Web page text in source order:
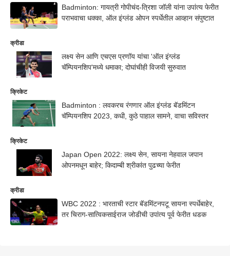
Badminton: गायत्री गोपीचंद-त्रिशा जॉली यांना उपांत्य फेरीत
पराभवाचा धक्का, ऑल इंग्लंड ओपन स्पर्धेतील आव्हान संपुष्टात
क्रीडा
लक्ष्य सेन आणि एचएस प्रणॉय यांचा 'ऑल इंग्लंड
चॅम्पियनशिप'मध्ये धमाका; दोघांचीही विजयी सुरुवात
क्रिकेट
Badminton : लवकरच रंगणार ऑल इंग्लंड बॅडमिंटन
चॅम्पियनशिप 2023, कधी, कुठे पाहाल सामने, वाचा सविस्तर
क्रिकेट
Japan Open 2022: लक्ष्य सेन, सायना नेहवाल जपान
ओपनमधून बाहेर; किदाम्बी श्रीकांत पुढच्या फेरीत
क्रीडा
WBC 2022 : भारताची स्टार बॅडमिंटनपटू सायना स्पर्धेबाहेर,
तर चिराग-सात्विकसाईराज जोडीची उपांत्य पूर्व फेरीत धडक